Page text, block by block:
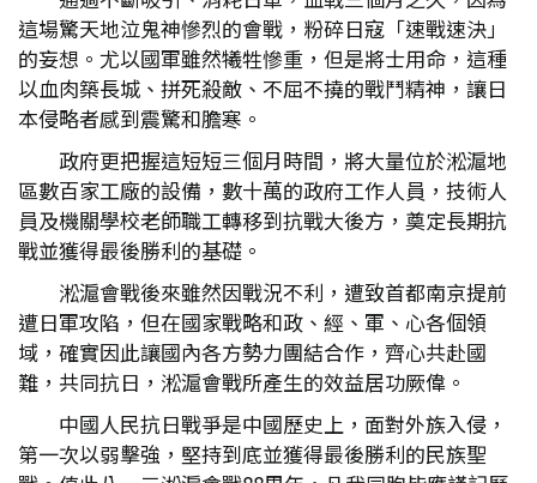
這場驚天地泣鬼神慘烈的會戰，粉碎日寇「速戰速決」
的妄想。尤以國軍雖然犧牲慘重，但是將士用命，這種
以血肉築長城、拼死殺敵、不屈不撓的戰鬥精神，讓日
本侵略者感到震驚和膽寒。
政府更把握這短短三個月時間，將大量位於淞滬地
區數百家工廠的設備，數十萬的政府工作人員，技術人
員及機關學校老師職工轉移到抗戰大後方，奠定長期抗
戰並獲得最後勝利的基礎。
淞滬會戰後來雖然因戰況不利，遭致首都南京提前
遭日軍攻陷，但在國家戰略和政、經、軍、心各個領
域，確實因此讓國內各方勢力團結合作，齊心共赴國
難，共同抗日，淞滬會戰所產生的效益居功厥偉。
中國人民抗日戰爭是中國歷史上，面對外族入侵，
第一次以弱擊強，堅持到底並獲得最後勝利的民族聖